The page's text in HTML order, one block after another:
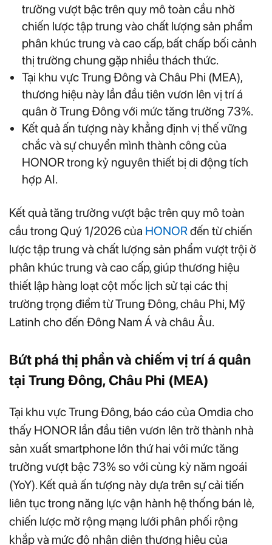
trưởng vượt bậc trên quy mô toàn cầu nhờ
chiến lược tập trung vào chất lượng sản phẩm
phân khúc trung và cao cấp, bất chấp bối cảnh
thị trường chung gặp nhiều thách thức.
Tại khu vực Trung Đông và Châu Phi (MEA),
thương hiệu này lần đầu tiên vươn lên vị trí á
quân ở Trung Đông với mức tăng trưởng 73%.
Kết quả ấn tượng này khẳng định vị thế vững
chắc và sự chuyển mình thành công của
HONOR trong kỷ nguyên thiết bị di động tích
hợp AI.
Kết quả tăng trưởng vượt bậc trên quy mô toàn
cầu trong Quý 1/2026 của HONOR đến từ chiến
lược tập trung và chất lượng sản phẩm vượt trội ở
phân khúc trung và cao cấp, giúp thương hiệu
thiết lập hàng loạt cột mốc lịch sử tại các thị
trường trọng điểm từ Trung Đông, châu Phi, Mỹ
Latinh cho đến Đông Nam Á và châu Âu.
Bứt phá thị phần và chiếm vị trí á quân
tại Trung Đông, Châu Phi (MEA)
Tại khu vực Trung Đông, báo cáo của Omdia cho
thấy HONOR lần đầu tiên vươn lên trở thành nhà
sản xuất smartphone lớn thứ hai với mức tăng
trưởng vượt bậc 73% so với cùng kỳ năm ngoái
(YoY). Kết quả ấn tượng này dựa trên sự cải tiến
liên tục trong năng lực vận hành hệ thống bán lẻ,
chiến lược mở rộng mạng lưới phân phối rộng
khắp và mức độ nhận diện thương hiệu của